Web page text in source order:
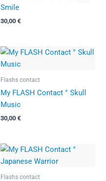
Smile
30,00 €
Flashs contact
My FLASH Contact ° Skull
Music
30,00 €
Flashs contact